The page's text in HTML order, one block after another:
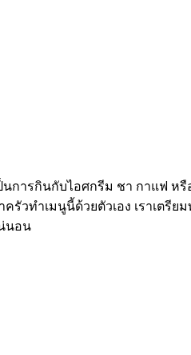
ารกินกับไอศกรีม ชา กาแฟ หรื
วทำเมนูนี้ด้วยตัวเอง เราเตรีย
นอน